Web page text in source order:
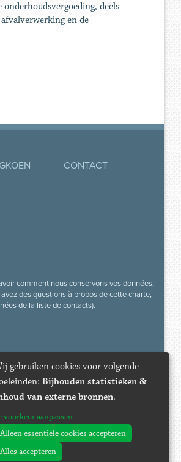
deels
en de
CONTACT
comment nous conservons vos données,
avez des questions à propos de cette charte,
de la liste de contacts).
gebruiken cookies voor volgende
Bijhouden statistieken &
van externe bronnen.
voorkeur aanpassen
Alleen essentiële cookies accepteren
Alles accepteren